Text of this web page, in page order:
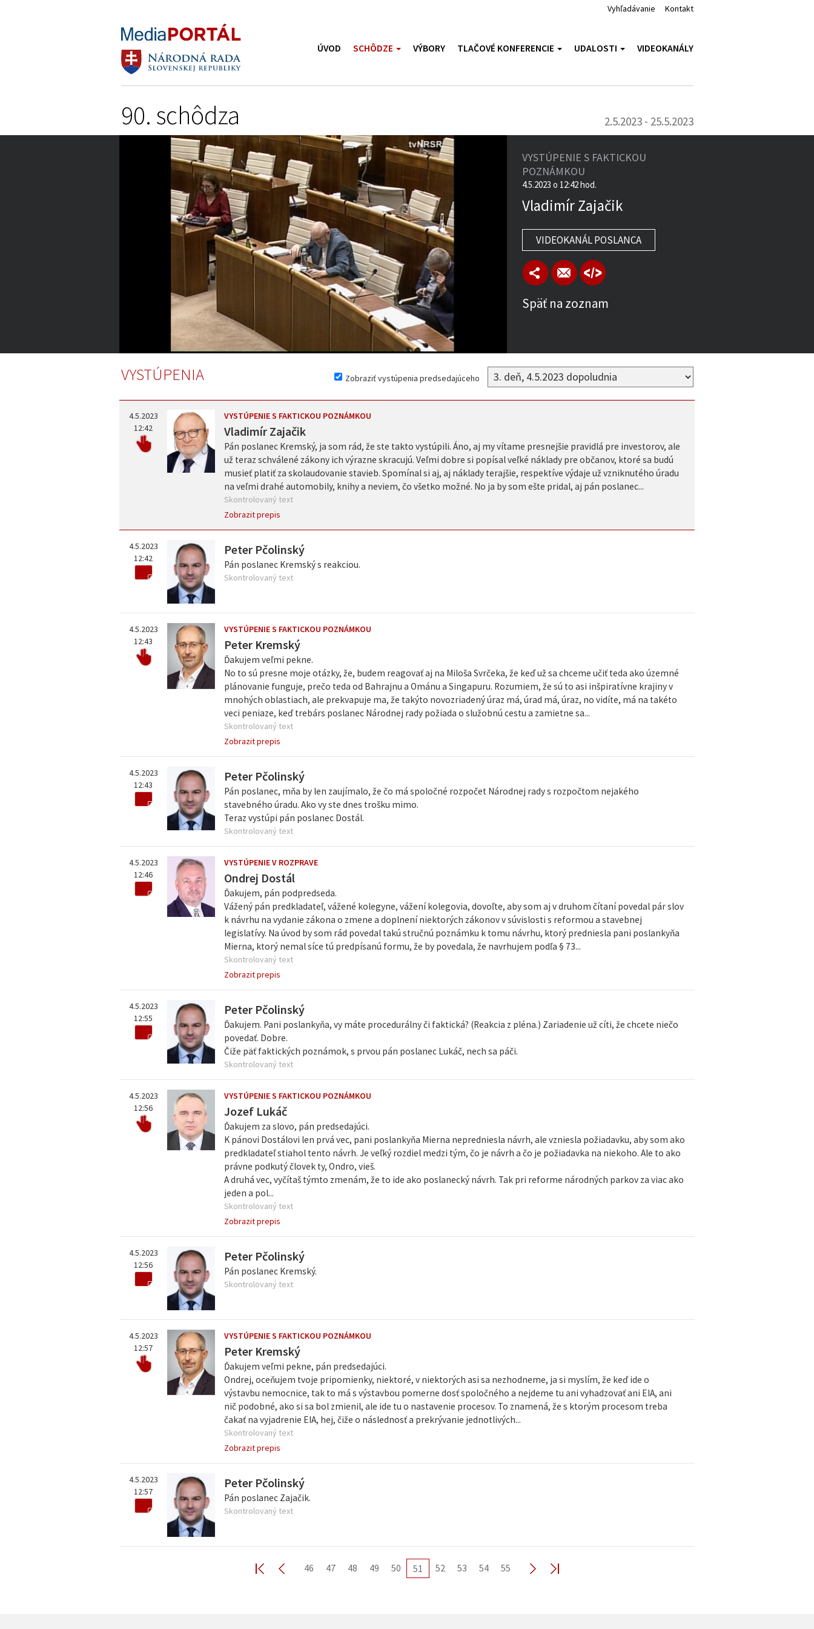
Vyhľadávanie Kontakt
ÚVOD SCHÔDZE VÝBORY TLAČOVÉ KONFERENCIE UDALOSTI VIDEOKANÁLY
90. schôdza 2.5.2023 - 25.5.2023
4:13:50
Volume
VYSTÚPENIE S FAKTICKOU
POZNÁMKOU
4.5.2023 o 12:42 hod.
Vladimír Zajačik
VIDEOKANÁL POSLANCA
Späť na zoznam
VYSTÚPENIA Zobraziť vystúpenia predsedajúceho
4.5.2023
12:42
VYSTÚPENIE S FAKTICKOU POZNÁMKOU
Vladimír Zajačik
Pán poslanec Kremský, ja som rád, že ste takto vystúpili. Áno, aj my vítame presnejšie pravidlá pre investorov, ale
už teraz schválené zákony ich výrazne skracujú. Veľmi dobre si popísal veľké náklady pre občanov, ktoré sa budú
musieť platiť za skolaudovanie stavieb. Spomínal si aj, aj náklady terajšie, respektíve výdaje už vzniknutého úradu
na veľmi drahé automobily, knihy a neviem, čo všetko možné. No ja by som ešte pridal, aj pán poslanec...
Skontrolovaný text
Zobrazit prepis
4.5.2023
12:42
Peter Pčolinský
Pán poslanec Kremský s reakciou.
Skontrolovaný text
4.5.2023
12:43
VYSTÚPENIE S FAKTICKOU POZNÁMKOU
Peter Kremský
Ďakujem veľmi pekne.
No to sú presne moje otázky, že, budem reagovať aj na Miloša Svrčeka, že keď už sa chceme učiť teda ako územné
plánovanie funguje, prečo teda od Bahrajnu a Ománu a Singapuru. Rozumiem, že sú to asi inšpiratívne krajiny v
mnohých oblastiach, ale prekvapuje ma, že takýto novozriadený úraz má, úrad má, úraz, no vidíte, má na takéto
veci peniaze, keď trebárs poslanec Národnej rady požiada o služobnú cestu a zamietne sa...
Skontrolovaný text
Zobrazit prepis
4.5.2023
12:43
Peter Pčolinský
Pán poslanec, mňa by len zaujímalo, že čo má spoločné rozpočet Národnej rady s rozpočtom nejakého
stavebného úradu. Ako vy ste dnes trošku mimo.
Teraz vystúpi pán poslanec Dostál.
Skontrolovaný text
4.5.2023
12:46
VYSTÚPENIE V ROZPRAVE
Ondrej Dostál
Ďakujem, pán podpredseda.
Vážený pán predkladateľ, vážené kolegyne, vážení kolegovia, dovoľte, aby som aj v druhom čítaní povedal pár slov
k návrhu na vydanie zákona o zmene a doplnení niektorých zákonov v súvislosti s reformou a stavebnej
legislatívy. Na úvod by som rád povedal takú stručnú poznámku k tomu návrhu, ktorý predniesla pani poslankyňa
Mierna, ktorý nemal síce tú predpísanú formu, že by povedala, že navrhujem podľa § 73...
Skontrolovaný text
Zobrazit prepis
4.5.2023
12:55
Peter Pčolinský
Ďakujem. Pani poslankyňa, vy máte procedurálny či faktická? (Reakcia z pléna.) Zariadenie už cíti, že chcete niečo
povedať. Dobre.
Čiže päť faktických poznámok, s prvou pán poslanec Lukáč, nech sa páči.
Skontrolovaný text
4.5.2023
12:56
VYSTÚPENIE S FAKTICKOU POZNÁMKOU
Jozef Lukáč
Ďakujem za slovo, pán predsedajúci.
K pánovi Dostálovi len prvá vec, pani poslankyňa Mierna nepredniesla návrh, ale vzniesla požiadavku, aby som ako
predkladateľ stiahol tento návrh. Je veľký rozdiel medzi tým, čo je návrh a čo je požiadavka na niekoho. Ale to ako
právne podkutý človek ty, Ondro, vieš.
A druhá vec, vyčítaš týmto zmenám, že to ide ako poslanecký návrh. Tak pri reforme národných parkov za viac ako
jeden a pol...
Skontrolovaný text
Zobrazit prepis
4.5.2023
12:56
Peter Pčolinský
Pán poslanec Kremský.
Skontrolovaný text
4.5.2023
12:57
VYSTÚPENIE S FAKTICKOU POZNÁMKOU
Peter Kremský
Ďakujem veľmi pekne, pán predsedajúci.
Ondrej, oceňujem tvoje pripomienky, niektoré, v niektorých asi sa nezhodneme, ja si myslím, že keď ide o
výstavbu nemocnice, tak to má s výstavbou pomerne dosť spoločného a nejdeme tu ani vyhadzovať ani EIA, ani
nič podobné, ako si sa bol zmienil, ale ide tu o nastavenie procesov. To znamená, že s ktorým procesom treba
čakať na vyjadrenie EIA, hej, čiže o následnosť a prekrývanie jednotlivých...
Skontrolovaný text
Zobrazit prepis
4.5.2023
12:57
Peter Pčolinský
Pán poslanec Zajačik.
Skontrolovaný text
46 47 48 49 50 51 52 53 54 55